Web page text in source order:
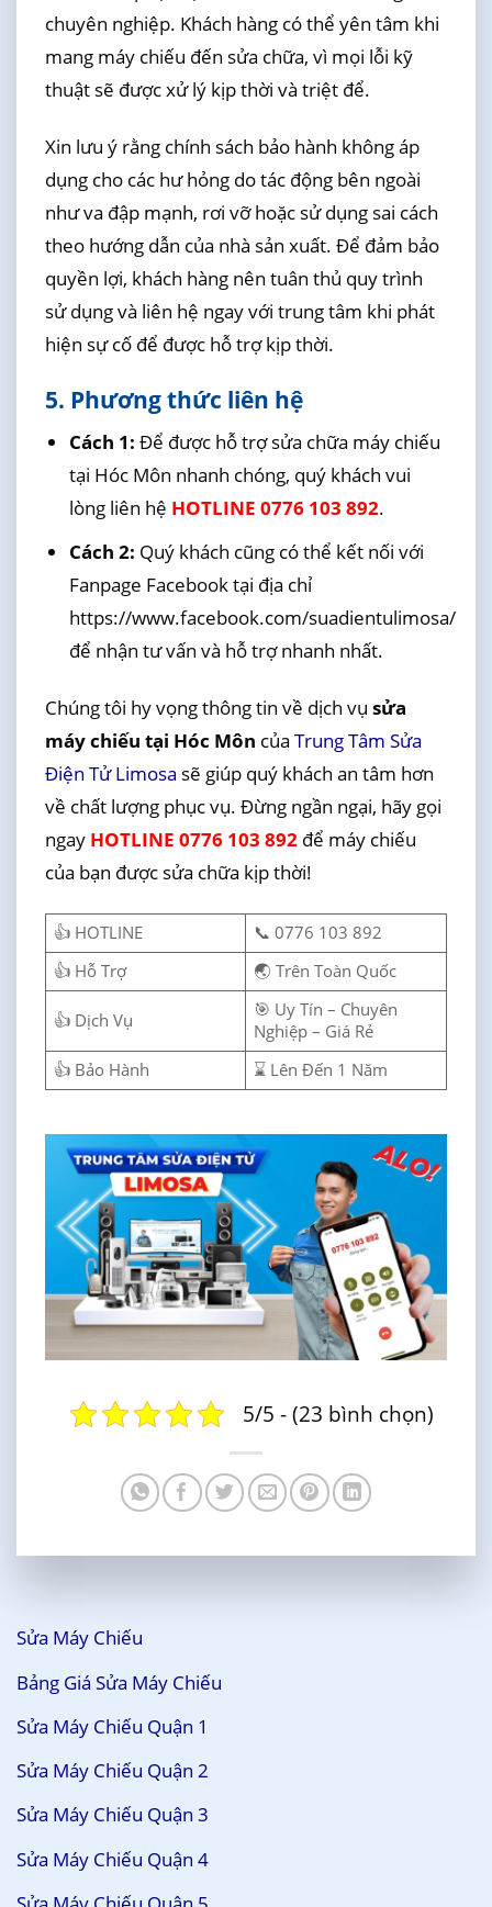
chuyên nghiệp. Khách hàng có thể yên tâm khi
mang máy chiếu đến sửa chữa, vì mọi lỗi kỹ
thuật sẽ được xử lý kịp thời và triệt để.
Xin lưu ý rằng chính sách bảo hành không áp
dụng cho các hư hỏng do tác động bên ngoài
như va đập mạnh, rơi vỡ hoặc sử dụng sai cách
theo hướng dẫn của nhà sản xuất. Để đảm bảo
quyền lợi, khách hàng nên tuân thủ quy trình
sử dụng và liên hệ ngay với trung tâm khi phát
hiện sự cố để được hỗ trợ kịp thời.
5. Phương thức liên hệ
Cách 1: Để được hỗ trợ sửa chữa máy chiếu
tại Hóc Môn nhanh chóng, quý khách vui
lòng liên hệ HOTLINE 0776 103 892.
Cách 2: Quý khách cũng có thể kết nối với
Fanpage Facebook tại địa chỉ
https://www.facebook.com/suadientulimosa/
để nhận tư vấn và hỗ trợ nhanh nhất.
Chúng tôi hy vọng thông tin về dịch vụ sửa
máy chiếu tại Hóc Môn của Trung Tâm Sửa
Điện Tử Limosa sẽ giúp quý khách an tâm hơn
về chất lượng phục vụ. Đừng ngần ngại, hãy gọi
ngay HOTLINE 0776 103 892để máy chiếu
của bạn được sửa chữa kịp thời!
👍 HOTLINE
📞 0776 103 892
👍 Hỗ Trợ
🌏 Trên Toàn Quốc
👍 Dịch Vụ
🎯 Uy Tín – Chuyên
Nghiệp – Giá Rẻ
👍 Bảo Hành
⌛ Lên Đến 1 Năm
5/5 - (23 bình chọn)
Sửa Máy Chiếu
Bảng Giá Sửa Máy Chiếu
Sửa Máy Chiếu Quận 1
Sửa Máy Chiếu Quận 2
Sửa Máy Chiếu Quận 3
Sửa Máy Chiếu Quận 4